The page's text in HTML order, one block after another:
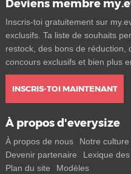
Deviens membre
Inscris-toi gratuitement sur
exclusifs. Ta liste de souhaits
restock, des bons de réduction,
concours exclusifs et bien plus
INSCRIS-TOI MAINTENANT
À propos d'everysize
À propos de nous Notre culture
Devenir partenaire
Lexique
Plan du site
Modèles